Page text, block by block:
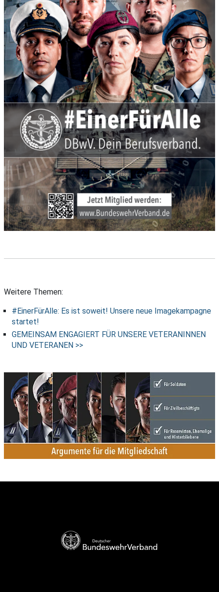
Weitere Themen:
#EinerFürAlle: Es ist soweit! Unsere neue Imagekampagne
startet!
GEMEINSAM ENGAGIERT FÜR UNSERE VETERANINNEN
UND VETERANEN >>